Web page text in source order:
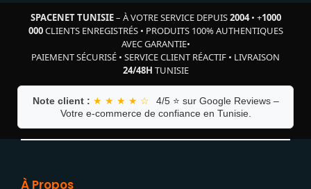
SPACENET TUNISIE– À VOTRE SERVICE DEPUIS2004• +1000
000CLIENTS ENREGISTRÉS• PRODUITS 100% AUTHENTIQUES
AVEC GARANTIE•
PAIEMENT SÉCURISÉ • SERVICE CLIENT RÉACTIF • LIVRAISON
24/48H TUNISIE
Note client : ★ ★ ★ ★ ☆
4/5 ⭐ sur Google Reviews –
Votre e-commerce de confiance en Tunisie.
À Propos